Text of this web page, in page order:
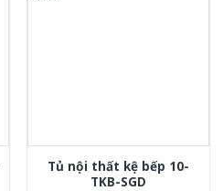
Tủ nội thất kệ bếp 10-
TKB-SGD